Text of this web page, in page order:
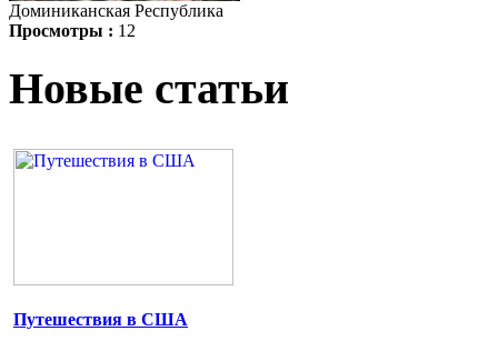
Доминиканская Республика
Просмотры : 12
Новые статьи
Путешествия в США